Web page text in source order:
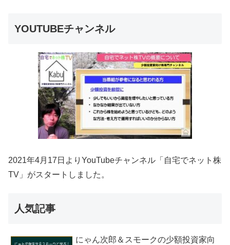
YOUTUBEチャンネル
2021年4月17日よりYouTubeチャンネル「自宅でネット株
TV」がスタートしました。
人気記事
にゃん次郎＆スモークの少額投資家向